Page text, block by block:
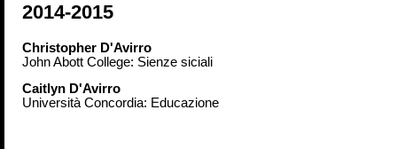
2014-2015
Christopher D'Avirro
John Abott College: Sienze siciali
Caitlyn D'Avirro
Università Concordia: Educazione